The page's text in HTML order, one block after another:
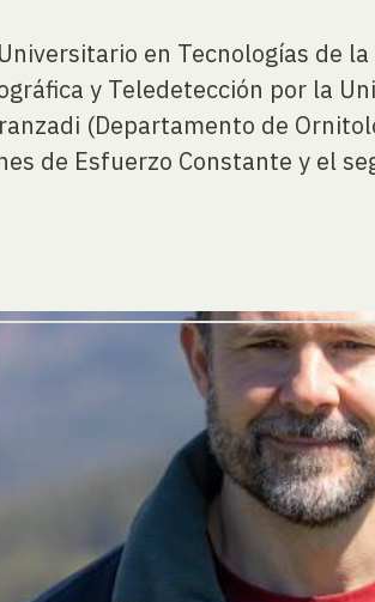
en Tecnologías de
y Teledetección por la
(Departamento de
de Esfuerzo Constante y el